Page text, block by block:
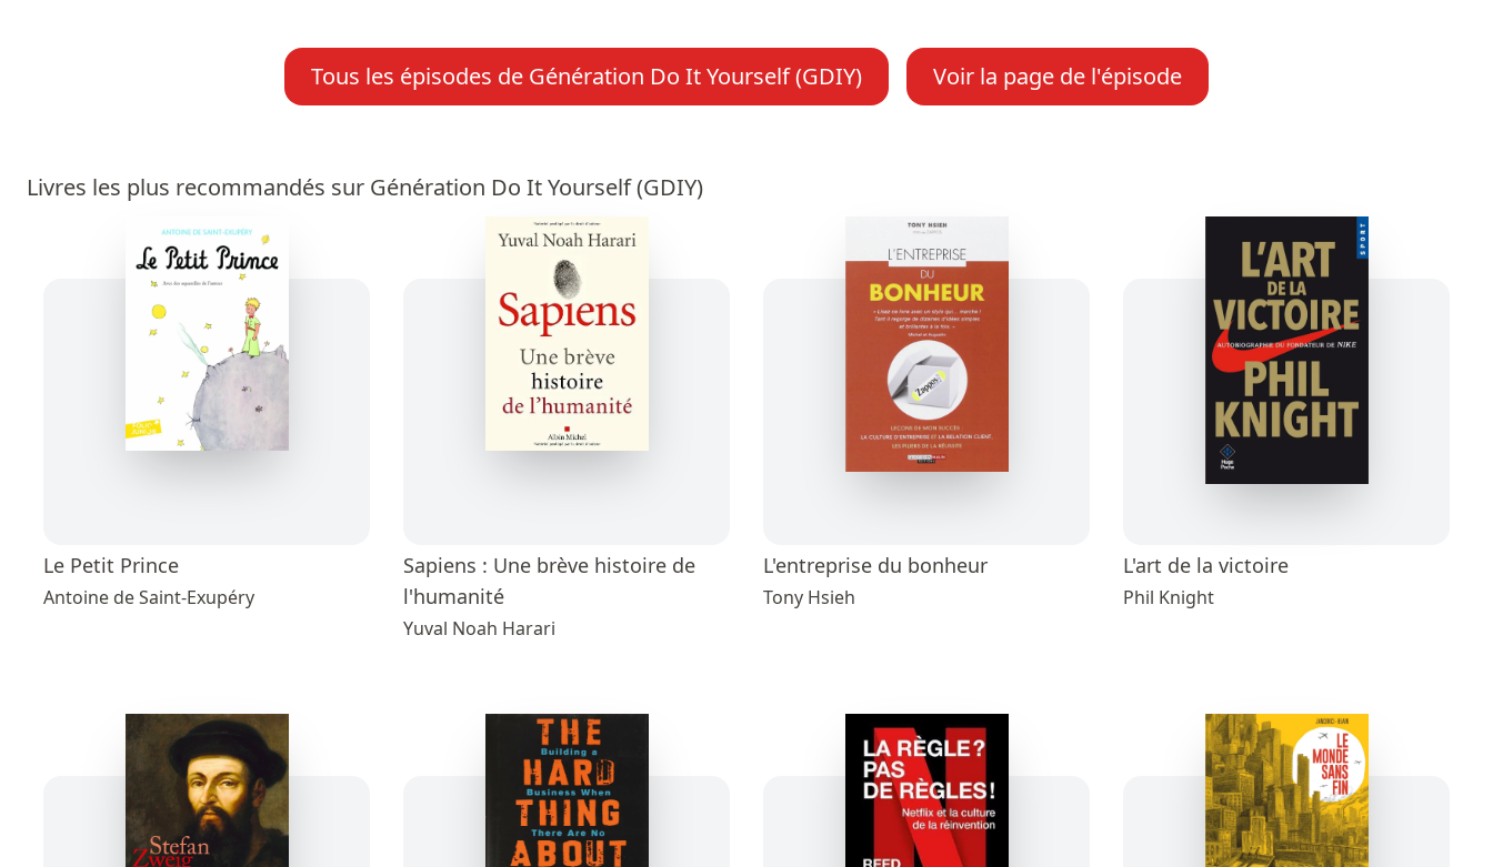
Tous les épisodes de Génération Do It Yourself (GDIY) Voir la page de l'épisode
Livres les plus recommandés sur Génération Do It Yourself (GDIY)
Le Petit Prince
Antoine de Saint-Exupéry
Sapiens : Une brève histoire de
l'humanité
Yuval Noah Harari
L'entreprise du bonheur
Tony Hsieh
L'art de la victoire
Phil Knight